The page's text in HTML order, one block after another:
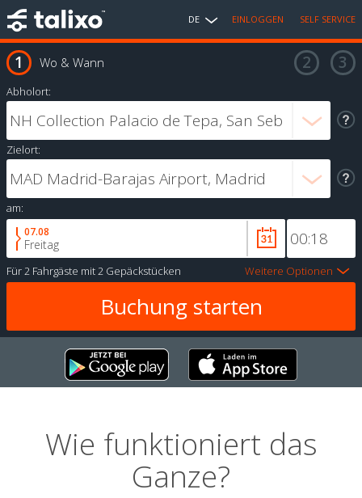
DE EINLOGGEN SELF SERVICE
Wo & Wann
Abholort:
Zielort:
am:
07.08
Freitag
Für2 Fahrgäste mit2 Gepäckstücken Weitere Optionen
Wie funktioniert das
Ganze?